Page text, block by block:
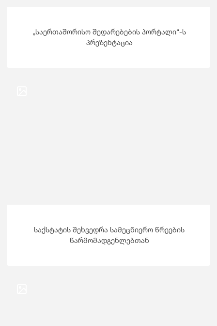
„საერთაშორისო შედარებების პორტალი“-ს
პრეზენტაცია
საქსტატის შეხვედრა სამეცნიერო წრეების
წარმომადგენლებთან